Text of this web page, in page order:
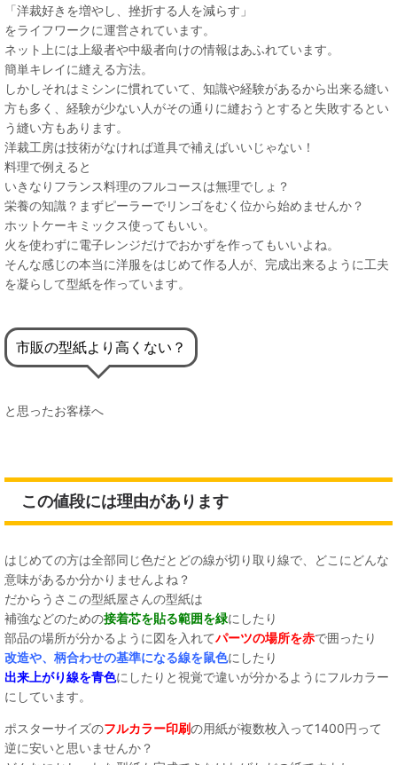
「洋裁好きを増やし、挫折する人を減らす」
をライフワークに運営されています。
ネット上には上級者や中級者向けの情報はあふれています。
簡単キレイに縫える方法。
しかしそれはミシンに慣れていて、知識や経験があるから出来る縫い
方も多く、経験が少ない人がその通りに縫おうとすると失敗するとい
う縫い方もあります。
洋裁工房は技術がなければ道具で補えばいいじゃない！
料理で例えると
いきなりフランス料理のフルコースは無理でしょ？
栄養の知識？まずピーラーでリンゴをむく位から始めませんか？
ホットケーキミックス使ってもいい。
火を使わずに電子レンジだけでおかずを作ってもいいよね。
そんな感じの本当に洋服をはじめて作る人が、完成出来るように工夫
を凝らして型紙を作っています。
市販の型紙より高くない？
と思ったお客様へ
この値段には理由があります
はじめての方は全部同じ色だとどの線が切り取り線で、どこにどんな
意味があるか分かりませんよね？
だからうさこの型紙屋さんの型紙は
補強などのための接着芯を貼る範囲を緑にしたり
部品の場所が分かるように図を入れてパーツの場所を赤で囲ったり
改造や、柄合わせの基準になる線を鼠色にしたり
出来上がり線を青色にしたりと視覚で違いが分かるようにフルカラー
にしています。
ポスターサイズのフルカラー印刷の用紙が複数枚入って1400円って
逆に安いと思いませんか？